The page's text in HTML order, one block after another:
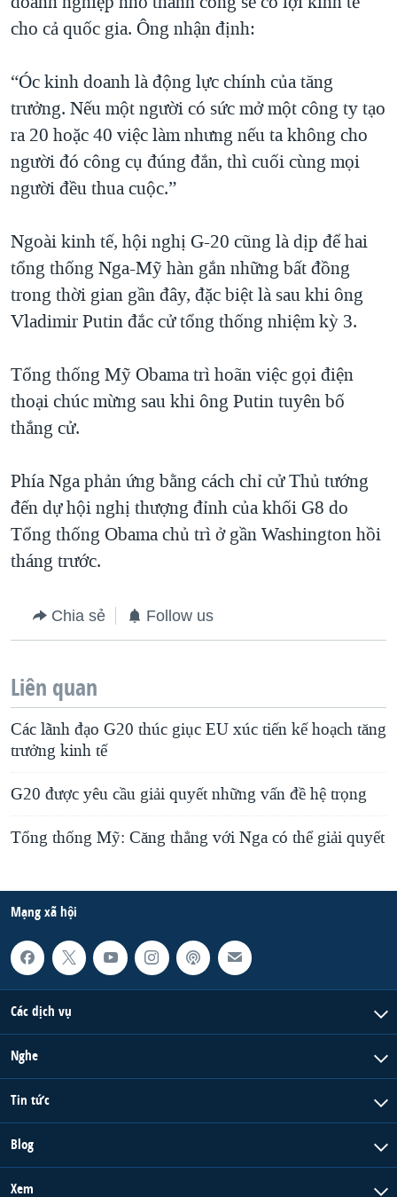
cho cả quốc gia. Ông nhận định:
“Óc kinh doanh là động lực chính của tăng
trưởng. Nếu một người có sức mở một công ty tạo
ra 20 hoặc 40 việc làm nhưng nếu ta không cho
người đó công cụ đúng đắn, thì cuối cùng mọi
người đều thua cuộc.”
Ngoài kinh tế, hội nghị G-20 cũng là dịp để hai
tổng thống Nga-Mỹ hàn gắn những bất đồng
trong thời gian gần đây, đặc biệt là sau khi ông
Vladimir Putin đắc cử tổng thống nhiệm kỳ 3.
Tổng thống Mỹ Obama trì hoãn việc gọi điện
thoại chúc mừng sau khi ông Putin tuyên bố
thắng cử.
Phía Nga phản ứng bằng cách chỉ cử Thủ tướng
đến dự hội nghị thượng đỉnh của khối G8 do
Tổng thống Obama chủ trì ở gần Washington hồi
tháng trước.
Chia sẻ Follow us
Liên quan
Các lãnh đạo G20 thúc giục EU xúc tiến kế hoạch tăng
trưởng kinh tế
G20 được yêu cầu giải quyết những vấn đề hệ trọng
Tổng thống Mỹ: Căng thẳng với Nga có thể giải quyết
Mạng xã hội
Các dịch vụ
Nghe
Tin tức
Blog
Xem